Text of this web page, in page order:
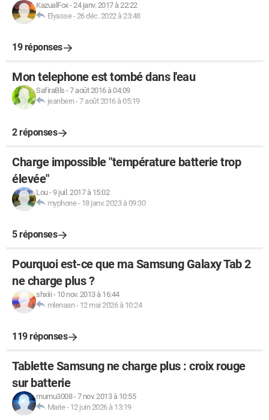
KazualFox-24 janv. 2017 à 22:22
Elyasse-26 déc. 2022 à 23:48
19 réponses
Mon telephone est tombé dans l'eau
SafiraBls -7 août 2016 à 04:09
jeanbern-7 août 2016 à 05:19
2 réponses
Charge impossible "température batterie trop
élevée"
Lou-9 juil. 2017 à 15:02
myphone- 18 janv. 2023 à 09:30
5 réponses
Pourquoi est-ce que ma Samsung Galaxy Tab 2
ne charge plus ?
shxiii - 10 nov. 2013 à 16:44
mlenaan- 12 mai 2026 à 10:24
119 réponses
Tablette Samsung ne charge plus : croix rouge
sur batterie
mumu3008-7 nov. 2013 à 10:55
Marie- 12 juin 2026 à 13:19